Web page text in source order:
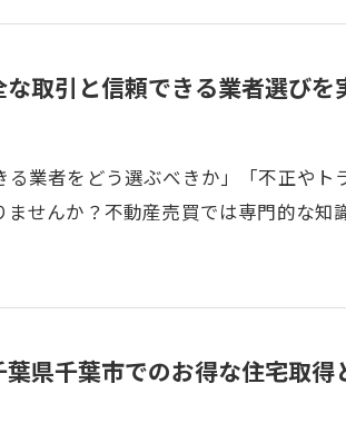
取引と信頼できる業者選びを
業者をどう選ぶべきか」「不正やト
せんか？不動産売買では専門的な知
県千葉市でのお得な住宅取